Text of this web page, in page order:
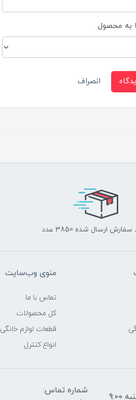
به محصول
انصراف
ارسال شده 3850 عدد
منوی وب‌سایت
تماس با ما
کل محصولات
قطعات لوازم خانگی
انواع کنترل
شنبه تا پنج شنبه 9:00
شماره تماس: